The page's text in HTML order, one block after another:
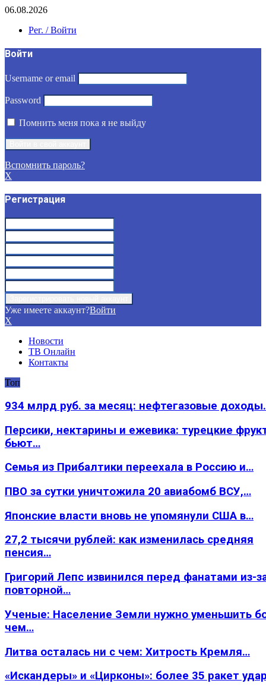
06.08.2026
Рег. / Войти
Войти
Username or email
Password
Помнить меня пока я не выйду
Вспомнить пароль?
X
Регистрация
Уже имеете аккаунт?Войти
X
Новости
ТВ Онлайн
Контакты
Топ
934 млрд руб. за месяц: нефтегазовые
Персики, нектарины и ежевика: турецкие
бьют…
Семья из Прибалтики переехала в Россию и…
ПВО за сутки уничтожила 20 авиабомб ВСУ,…
Японские власти вновь не упомянули США в…
27,2 тысячи рублей: как изменилась средняя
пенсия…
Григорий Лепс извинился перед фанатами из-
повторной…
Ученые: Население Земли нужно уменьшить
чем…
Литва осталась ни с чем: Хитрость Кремля…
«Искандеры» и «Цирконы»: более 35 ракет